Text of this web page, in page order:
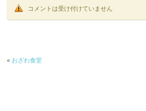
コメントは受け付けていません
« おざわ食堂